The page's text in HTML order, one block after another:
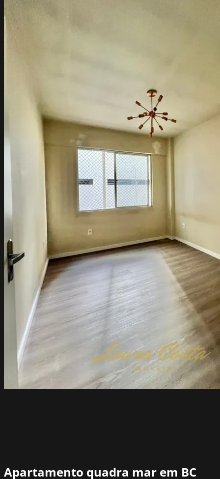
Apartamento quadra mar em BC